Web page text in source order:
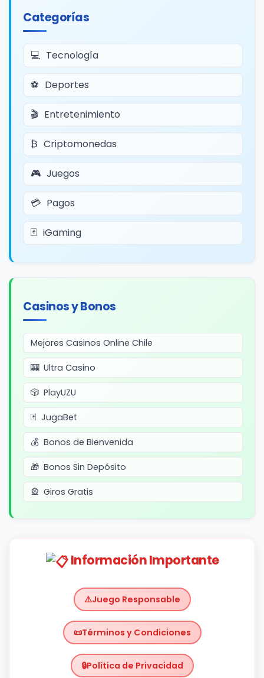
Categorías
Tecnología
Deportes
Entretenimiento
Criptomonedas
Juegos
Pagos
iGaming
Casinos y Bonos
Mejores Casinos Online Chile
Ultra Casino
PlayUZU
JugaBet
Bonos de Bienvenida
Bonos Sin Depósito
Giros Gratis
Información Importante
Juego Responsable
Términos y Condiciones
Política de Privacidad